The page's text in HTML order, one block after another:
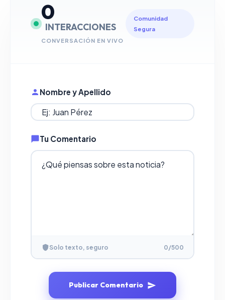
0
INTERACCIONES
CONVERSACIÓN EN VIVO
Comunidad
Segura
Nombre y Apellido
Tu Comentario
Solo texto, seguro 0/500
Publicar Comentario